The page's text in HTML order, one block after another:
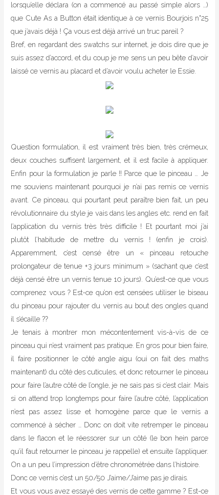
lorsqu’elle déclara (on a commencé au passé simple alors …)
que Cute As a Button était identique à ce vernis Bourjois n°25
que j’avais déjà ! Ça vous est déjà arrivé un truc pareil ?
Bref, en regardant des swatchs sur internet, je dois dire que je
suis assez d’accord, et du coup je me sens un peu bête d’avoir
laissé ce vernis au placard et d’avoir voulu acheter le Essie.
Question formulation, il est vraiment très bien, très crémeux,
deux couches suffisent largement, et il est facile à appliquer.
Enfin pour la formulation je parle !! Parce que le pinceau … Je
me souviens maintenant pourquoi je n’ai pas remis ce vernis
avant. Ce pinceau, qui pourtant peut paraître bien fait, un peu
révolutionnaire du style je vais dans les angles etc. rend en fait
l’application du vernis très très difficile ! Et pourtant moi j’ai
plutôt l’habitude de mettre du vernis ! (enfin je crois).
Apparemment, c’est censé être un « pinceau retouche
prolongateur de tenue +3 jours minimum » (sachant que c’est
déjà censé être un vernis tenue 10 jours). Qu’est-ce que vous
comprenez vous ? Est-ce qu’on est censées utiliser le biseau
du pinceau pour rajouter du vernis au bout des ongles quand
il s’écaille ??
Je tenais à montrer mon mécontentement vis-à-vis de ce
pinceau qui n’est vraiment pas pratique. En gros pour bien faire,
il faire positionner le côté angle aigu (oui on fait des maths
maintenant) du côté des cuticules, et donc retourner le pinceau
pour faire l’autre côté de l’ongle, je ne sais pas si c’est clair. Mais
si on attend trop longtemps pour faire l’autre côté, l’application
n’est pas assez lisse et homogène parce que le vernis a
commencé à sécher … Donc on doit vite retremper le pinceau
dans le flacon et le réessorer sur un côté (le bon hein parce
qu’il faut retourner le pinceau je rappelle) et ensuite l’appliquer.
On a un peu l’impression d’être chronométrée dans l’histoire.
Donc ce vernis c’est un 50/50 J’aime/J’aime pas je dirais.
Et vous vous avez essayé des vernis de cette gamme ? Est-ce